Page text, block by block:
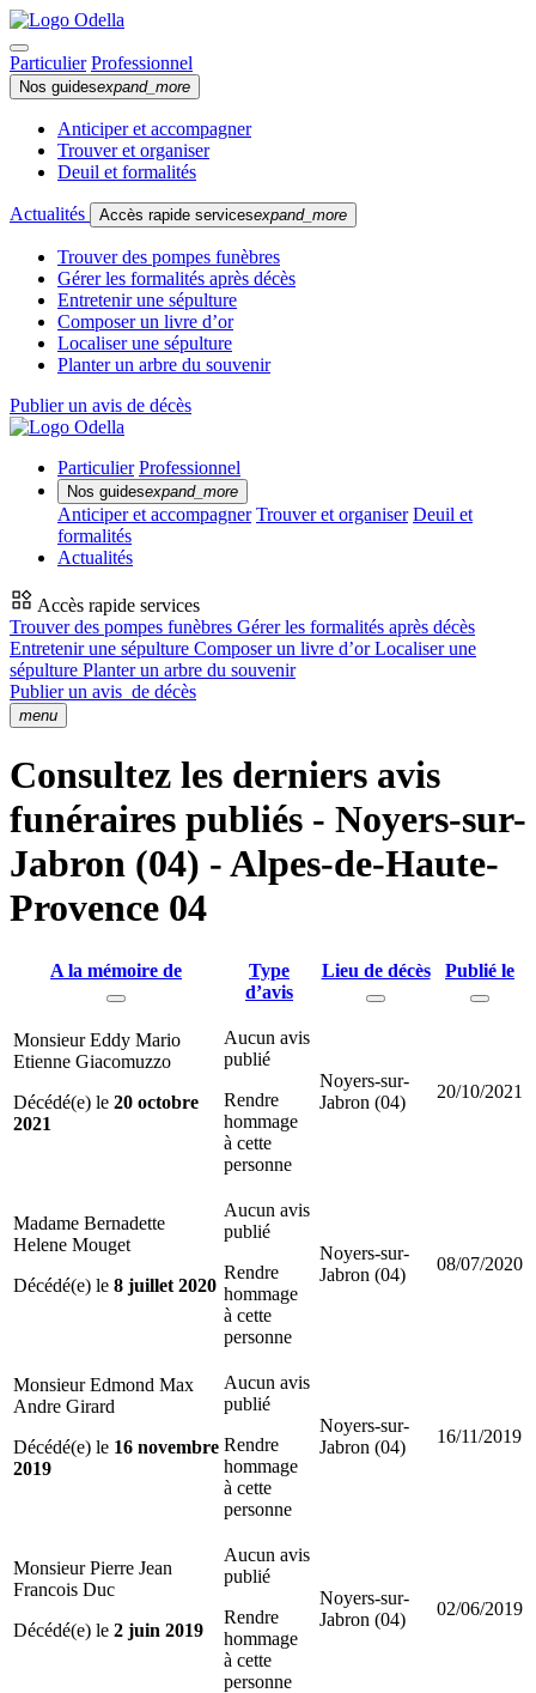
Particulier Professionnel
Nos guidesexpand_more
Anticiper et accompagner
Trouver et organiser
Deuil et formalités
Actualités Accès rapide servicesexpand_more
Trouver des pompes funèbres
Gérer les formalités après décès
Entretenir une sépulture
Composer un livre d’or
Localiser une sépulture
Planter un arbre du souvenir
Publier un avis de décès
Particulier Professionnel
Nos guidesexpand_more
Anticiper et accompagner Trouver et organiser Deuil et
formalités
Actualités
Accès rapide services
Trouver des pompes funèbres Gérer les formalités après décès
Entretenir une sépulture Composer un livre d’orLocaliser une
sépulture Planter un arbre du souvenir
Publier un avis de décès
menu
Consultez les derniers avis
funéraires publiés - Noyers-sur-
Jabron (04) - Alpes-de-Haute-
Provence 04
A la mémoire de
Type
d’avis
Lieu de décès Publié le
Monsieur Eddy Mario
Etienne Giacomuzzo
Décédé(e) le 20 octobre
2021
Aucun avis
publié
Rendre
hommage
à cette
personne
Noyers-sur-
Jabron (04)
20/10/2021
Madame Bernadette
Helene Mouget
Décédé(e) le 8 juillet 2020
Aucun avis
publié
Rendre
hommage
à cette
personne
Noyers-sur-
Jabron (04)
08/07/2020
Monsieur Edmond Max
Andre Girard
Décédé(e) le 16 novembre
2019
Aucun avis
publié
Rendre
hommage
à cette
personne
Noyers-sur-
Jabron (04)
16/11/2019
Monsieur Pierre Jean
Francois Duc
Décédé(e) le 2 juin 2019
Aucun avis
publié
Rendre
hommage
à cette
personne
Noyers-sur-
Jabron (04)
02/06/2019